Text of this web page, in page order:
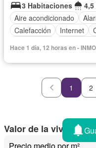
3 Habitaciones
Aire acondicionado
Calefacción
Internet
Acceso para personas
Ascensor
Gimnasio
Seguridad
Hace 1 día, 12 horas en -
1 2
Valor de la vivienda